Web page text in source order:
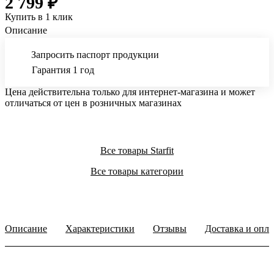
Купить в 1 клик
Описание
Запросить паспорт продукции
Гарантия 1 год
Цена действительна только для интернет-магазина и может
отличаться от цен в розничных магазинах
Все товары Starfit
Все товары категории
Описание Характеристики Отзывы Доставка и